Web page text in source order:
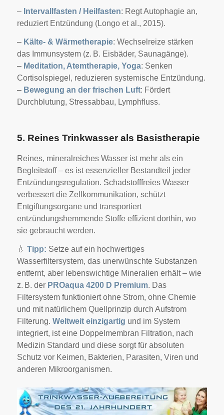
– Intervallfasten / Heilfasten: Regt Autophagie an,
reduziert Entzündung (Longo et al., 2015).
– Kälte- & Wärmetherapie: Wechselreize stärken
das Immunsystem (z. B. Eisbäder, Saunagänge).
– Meditation, Atemtherapie, Yoga: Senken
Cortisolspiegel, reduzieren systemische Entzündung.
– Bewegung an der frischen Luft: Fördert
Durchblutung, Stressabbau, Lymphfluss.
5. Reines Trinkwasser als Basistherapie
Reines, mineralreiches Wasser ist mehr als ein
Begleitstoff – es ist essenzieller Bestandteil jeder
Entzündungsregulation. Schadstofffreies Wasser
verbessert die Zellkommunikation, schützt
Entgiftungsorgane und transportiert
entzündungshemmende Stoffe effizient dorthin, wo
sie gebraucht werden.
💧 Tipp: Setze auf ein hochwertiges
Wasserfiltersystem, das unerwünschte Substanzen
entfernt, aber lebenswichtige Mineralien erhält – wie
z. B. der PROaqua 4200 D Premium. Das
Filtersystem funktioniert ohne Strom, ohne Chemie
und mit natürlichem Quellprinzip durch Aufstrom
Filterung. Weltweit einzigartig und im System
integriert, ist eine Doppelmembran Filtration, nach
Medizin Standard und diese sorgt für absoluten
Schutz vor Keimen, Bakterien, Parasiten, Viren und
anderen Mikroorganismen.